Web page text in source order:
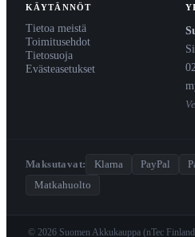
KÄYTÄNNÖT
Tietoa meistä
Toimitusehdot
Tietosuoja
Evästeasetukset
Maksutavat: Klarna PayPal
Matkahuolto
© 2026 Suomen Akkukauppa (nTec